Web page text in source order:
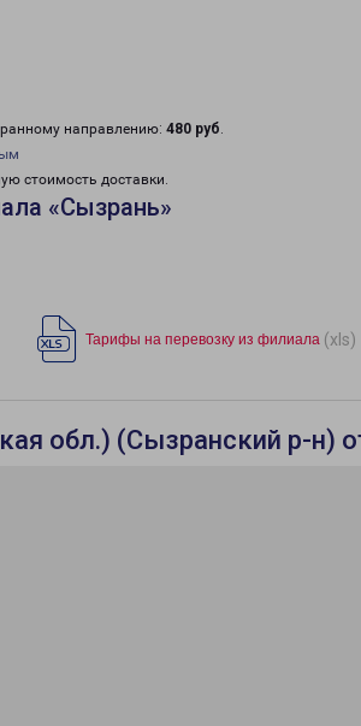
направлению: 480 руб.
стоимость доставки.
«Сызрань»
Тарифы на перевозку из филиала (xls)
обл.) (Сызранский р-н)